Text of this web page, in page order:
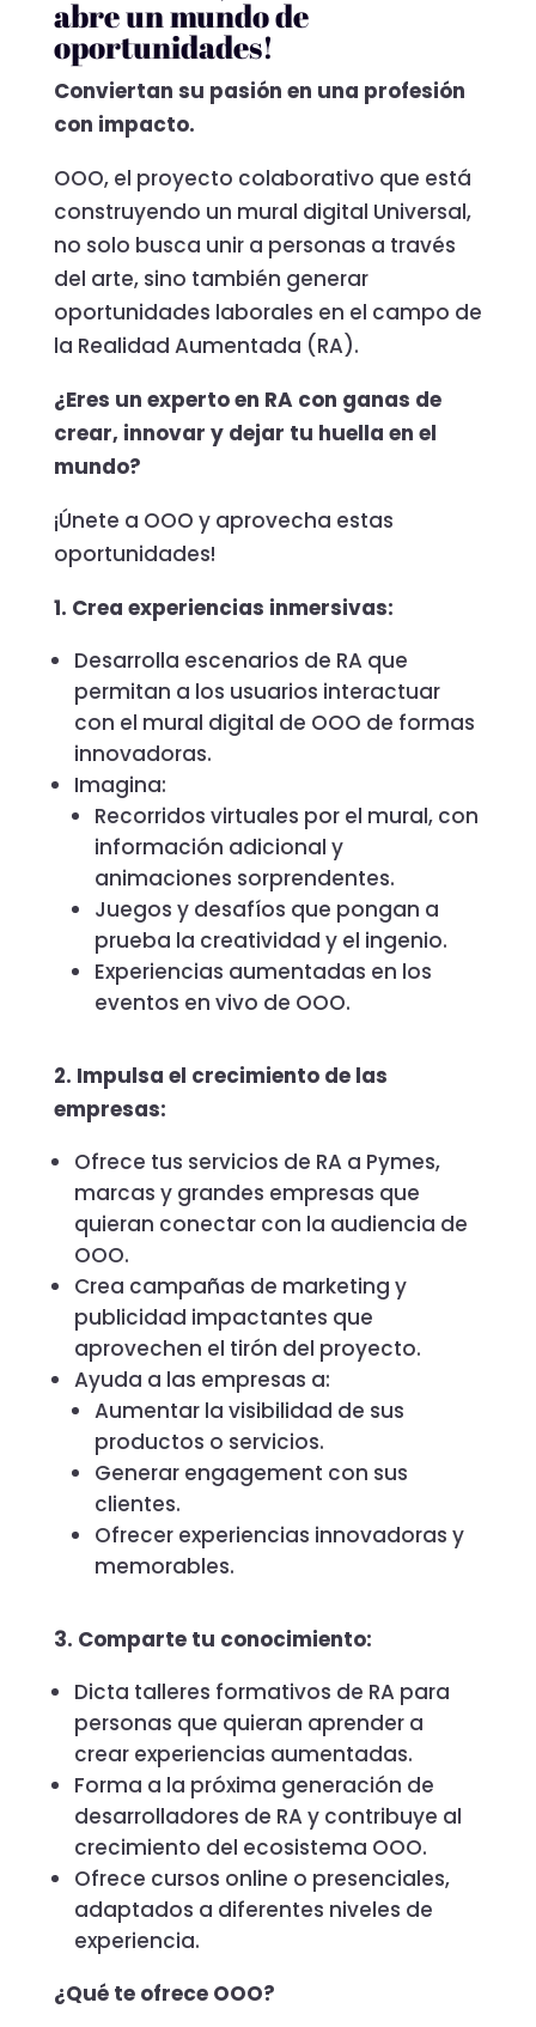
abre un mundo de
oportunidades!
Conviertan su pasión en una profesión
con impacto.
OOO, el proyecto colaborativo que está
construyendo un mural digital Universal,
no solo busca unir a personas a través
del arte, sino también generar
oportunidades laborales en el campo de
la Realidad Aumentada (RA).
¿Eres un experto en RA con ganas de
crear, innovar y dejar tu huella en el
mundo?
¡Únete a OOO y aprovecha estas
oportunidades!
1. Crea experiencias inmersivas:
Desarrolla escenarios de RA que
permitan a los usuarios interactuar
con el mural digital de OOO de formas
innovadoras.
Imagina:
Recorridos virtuales por el mural, con
información adicional y
animaciones sorprendentes.
Juegos y desafíos que pongan a
prueba la creatividad y el ingenio.
Experiencias aumentadas en los
eventos en vivo de OOO.
2. Impulsa el crecimiento de las
empresas:
Ofrece tus servicios de RA a Pymes,
marcas y grandes empresas que
quieran conectar con la audiencia de
OOO.
Crea campañas de marketing y
publicidad impactantes que
aprovechen el tirón del proyecto.
Ayuda a las empresas a:
Aumentar la visibilidad de sus
productos o servicios.
Generar engagement con sus
clientes.
Ofrecer experiencias innovadoras y
memorables.
3. Comparte tu conocimiento:
Dicta talleres formativos de RA para
personas que quieran aprender a
crear experiencias aumentadas.
Forma a la próxima generación de
desarrolladores de RA y contribuye al
crecimiento del ecosistema OOO.
Ofrece cursos online o presenciales,
adaptados a diferentes niveles de
experiencia.
¿Qué te ofrece OOO?